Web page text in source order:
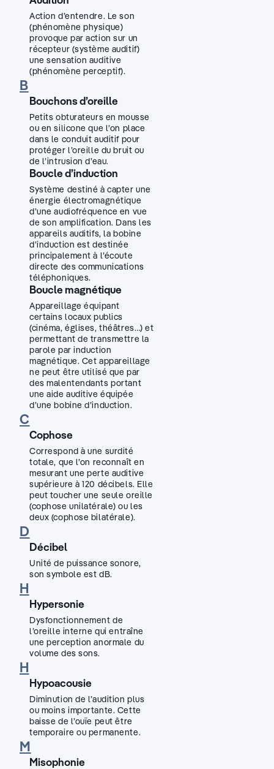
Action d’entendre. Le son
(phénomène physique)
provoque par action sur un
récepteur (système auditif)
une sensation auditive
(phénomène perceptif).
B
Bouchons d’oreille
Petits obturateurs en mousse
ou en silicone que l’on place
dans le conduit auditif pour
protéger l’oreille du bruit ou
de l’intrusion d’eau.
Boucle d’induction
Système destiné à capter une
énergie électromagnétique
d’une audiofréquence en vue
de son amplification. Dans les
appareils auditifs, la bobine
d’induction est destinée
principalement à l’écoute
directe des communications
téléphoniques.
Boucle magnétique
Appareillage équipant
certains locaux publics
(cinéma, églises, théâtres…) et
permettant de transmettre la
parole par induction
magnétique. Cet appareillage
ne peut être utilisé que par
des malentendants portant
une aide auditive équipée
d’une bobine d’induction.
C
Cophose
Correspond à une surdité
totale, que l’on reconnaît en
mesurant une perte auditive
supérieure à 120 décibels. Elle
peut toucher une seule oreille
(cophose unilatérale) ou les
deux (cophose bilatérale).
D
Décibel
Unité de puissance sonore,
son symbole est dB.
H
Hypersonie
Dysfonctionnement de
l’oreille interne qui entraîne
une perception anormale du
volume des sons.
H
Hypoacousie
Diminution de l’audition plus
ou moins importante. Cette
baisse de l’ouïe peut être
temporaire ou permanente.
M
Misophonie